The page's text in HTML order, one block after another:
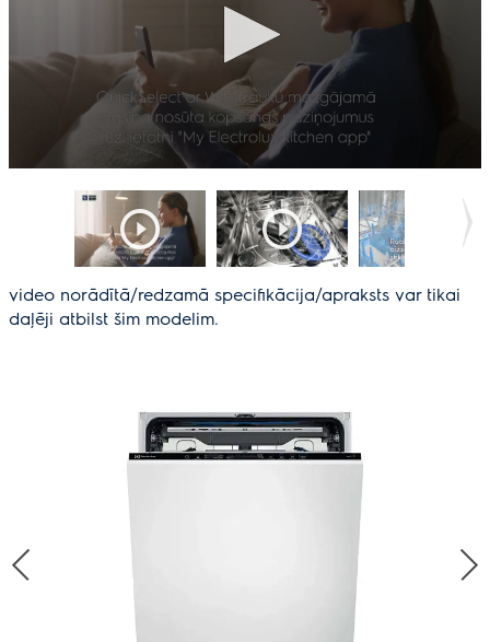
video norādītā/redzamā specifikācija/apraksts var tikai
daļēji atbilst šim modelim.